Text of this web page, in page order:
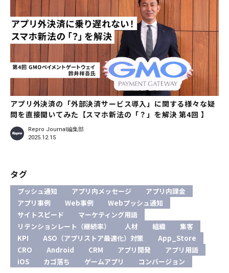
アプリ外決済の「外部決済サービス導入」に関する様々な疑
問を直接聞いてみた【スマホ新法の「？」を解決 第4回 】
Repro Journal編集部
2025.12.15
タグ
プッシュ通知 アプリ内メッセージ
アプリ内課金
アプリ事例
Web事例
Webプッシュ通知
サイトスピード
マーケティング用語
リテンションレート（継続率）
人材 組織
集客
KPI
ASO（アプリストア最適化）対策
App_Store
CRO
Android CRM アプリ開発
アプリ用語
iOS
カゴ落ち ゲームアプリ コンバージョン